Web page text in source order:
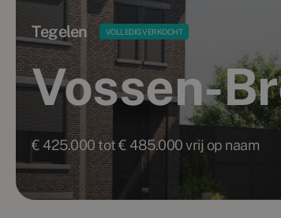
Tegelen VOLLEDIG VERKOCHT
Vossen-
€ 425.000 tot € 485.000 vrij op naam